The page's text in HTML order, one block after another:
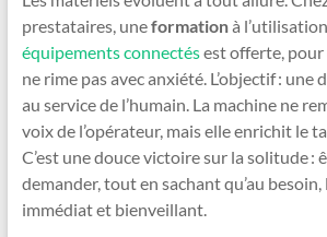
prestataires, uneformationà
équipements connectésest offerte, pour
ne rime pas avec anxiété. L’objectif : une
au service de l’humain. La machine ne
voix de l’opérateur, mais elle enrichit le
C’est une douce victoire sur la solitude :
demander, tout en sachant qu’au besoin,
immédiat et bienveillant.